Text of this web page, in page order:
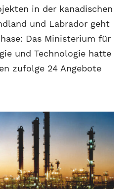
in der kanadischen
und Labrador geht
Das Ministerium für
und Technologie hatte
zufolge 24 Angebote